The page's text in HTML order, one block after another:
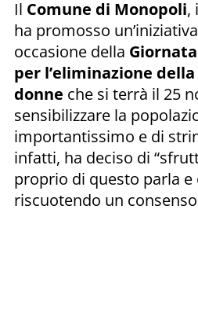
Il Comune di Monopoli,
ha promosso
occasione della
per l’eliminazione
donne che si terrà il 25
sensibilizzare la
importantissimo e di
infatti, ha deciso di
proprio di questo parla e
riscuotendo un